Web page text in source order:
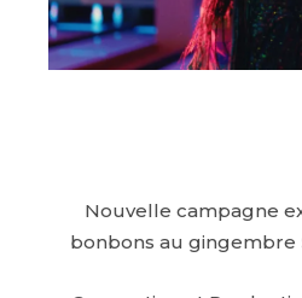
Nouvelle campagne
bonbons au gingembre